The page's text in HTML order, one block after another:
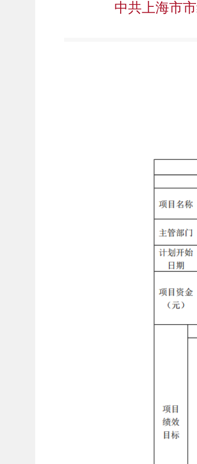
中共上海市